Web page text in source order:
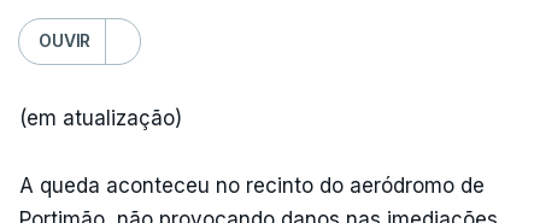
anunciou que
decretodo parlamento sobre concessão de asilo,
votos a favor de PSD, IL e CDS-PP e a abstenção
do Chega.
OUVIR
(em atualização)
A queda aconteceu no recinto do aeródromo de